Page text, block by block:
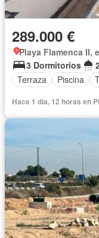
289.000 €
Playa Flamenca II,
3 Dormitorios
Terraza
Piscina
Hace 1 día, 12 horas en